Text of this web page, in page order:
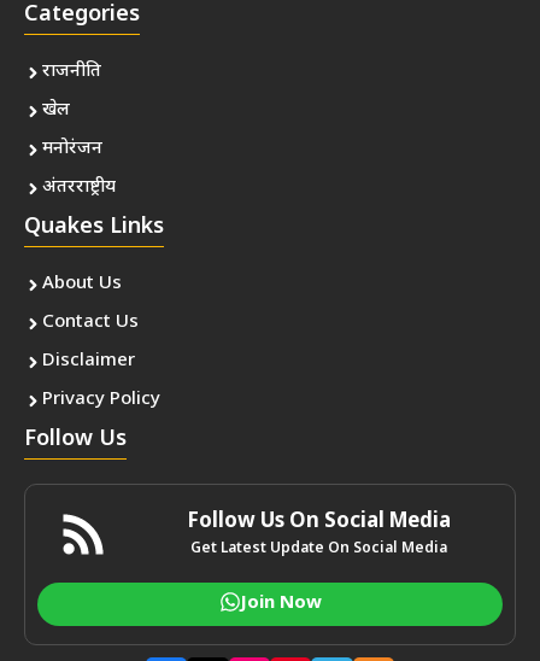
Categories
राजनीति
खेल
मनोरंजन
अंतरराष्ट्रीय
Quakes Links
About Us
Contact Us
Disclaimer
Privacy Policy
Follow Us
Follow Us On Social Media
Get Latest Update On Social Media
Join Now